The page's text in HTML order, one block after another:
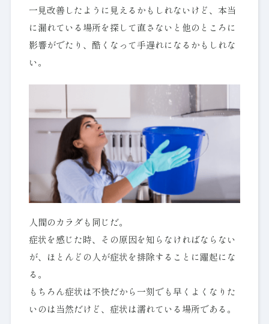
一見改善したように見えるかもしれないけど、本当
に漏れている場所を探して直さないと他のところに
影響がでたり、酷くなって手遅れになるかもしれな
い。
人間のカラダも同じだ。
症状を感じた時、その原因を知らなければならない
が、ほとんどの人が症状を排除することに躍起にな
る。
もちろん症状は不快だから一刻でも早くよくなりた
いのは当然だけど、症状は濡れている場所である。